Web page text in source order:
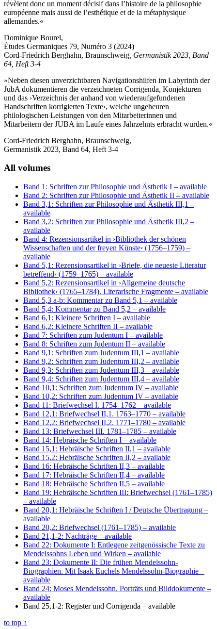
révèlent donc un moment décisif dans l’histoire de la philosophie
européenne mais aussi de l’esthétique et de la métaphysique
allemandes.«
Dominique Bourel,
Ètudes Germaniques 79, Numéro 3 (2024)
Cord-Friedrich Berghahn, Braunschweig , Germanistik 2023, Band
64, Heft 3-4
»Neben diesen unverzichtbaren Navigationshilfen im Labyrinth der
JubA dokumentieren die verzeichneten Corrigenda, Konjekturen
und das ›Verzeichnis der anhand von wiederaufgefundenen
Handschriften korrigierten Texte‹, welche ungeheuren
philologischen Leistungen von den Mitarbeiterinnen und
Mitarbeitern der JUBA im Laufe eines Jahrzehnts erbracht wurden.«
Cord-Friedrich Berghahn, Braunschweig,
Germanistik 2023, Band 64, Heft 3-4
All volumes
Band 1: Schriften zur Philosophie und Ästhetik I – available
Band 2: Schriften zur Philosophie und Ästhetik II – available
Band 3,1: Schriften zur Philosophie und Ästhetik III,1 –
available
Band 3,2: Schriften zur Philosophie und Ästhetik III,2 –
available
Band 4: Rezensionsartikel in ›Bibliothek der schönen
Wissenschaften und der freyen Künste‹ (1756–1759) –
available
Band 5,1: Rezensionsartikel in ›Briefe, die neueste Literatur
betreffend‹ (1759–1765) – available
Band 5,2: Rezensionsartikel in ›Allgemeine deutsche
Bibliothek‹ (1765–1784). Literarische Fragmente – available
Band 5,3 a-b: Kommentar zu Band 5,1 – available
Band 5,4: Kommentar zu Band 5,2 – available
Band 6,1: Kleinere Schriften I – available
Band 6,2: Kleinere Schriften II – available
Band 7: Schriften zum Judentum I – available
Band 8: Schriften zum Judentum II – available
Band 9,1: Schriften zum Judentum III,1 – available
Band 9,2: Schriften zum Judentum III,2 – available
Band 9,3: Schriften zum Judentum III,3 – available
Band 9,4: Schriften zum Judentum III,4 – available
Band 10,1: Schriften zum Judentum IV – available
Band 10,2: Schriften zum Judentum IV – available
Band 11: Briefwechsel I. 1754–1762 – available
Band 12,1: Briefwechsel II,1. 1763–1770 – available
Band 12,2: Briefwechsel II,2. 1771–1780 – available
Band 13: Briefwechsel III. 1781–1785 – available
Band 14: Hebräische Schriften I – available
Band 15,1: Hebräische Schriften II,1 – available
Band 15,2: Hebräische Schriften II,2 – available
Band 16: Hebräische Schriften II,3 – available
Band 17: Hebräische Schriften II,4 – available
Band 18: Hebräische Schriften II,5 – available
Band 19: Hebräische Schriften III: Briefwechsel (1761–1785)
– available
Band 20,1: Hebräische Schriften I / Deutsche Übertragung –
available
Band 20,2: Briefwechsel (1761–1785) – available
Band 21,1-2: Nachträge – available
Band 22: Dokumente I: Entlegene zeitgenössische Texte zu
Mendelssohns Leben und Wirken – available
Band 23: Dokumente II: Die frühen Mendelssohn-
Biographien. Mit Isaak Euchels Mendelssohn-Biographie –
available
Band 24: Moses Mendelssohn. Porträts und Bilddokumente –
available
Band 25,1-2: Register und Corrigenda – available
to top ↑